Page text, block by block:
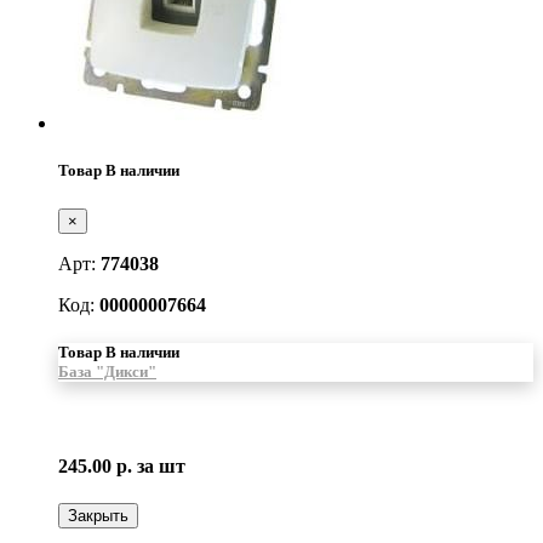
Товар В наличии
×
Арт: 774038
Код: 00000007664
Товар В наличии
База "Дикси"
245.00 р. за шт
Закрыть